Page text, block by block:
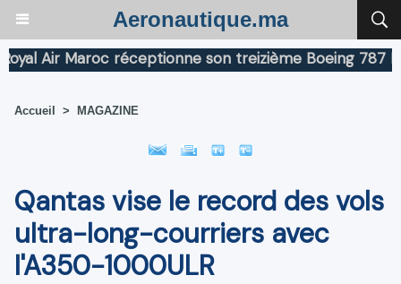
Aeronautique.ma
Maroc réceptionne son treizième Boeing 787
Accueil > MAGAZINE
Qantas vise le record des vols
ultra-long-courriers avec
l'A350-1000ULR